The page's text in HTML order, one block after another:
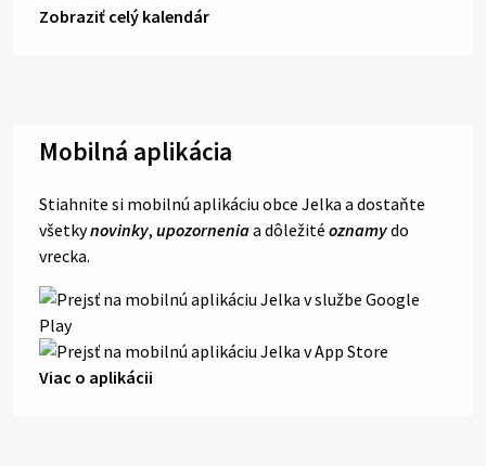
Zobraziť celý kalendár
Mobilná aplikácia
Stiahnite si mobilnú aplikáciu obce Jelka a dostaňte
všetkynovinky, upozorneniaa dôležité oznamydo
vrecka.
Viac o aplikácii